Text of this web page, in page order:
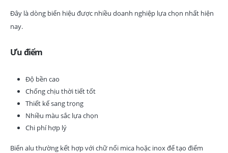
Đây là dòng biển hiệu được nhiều doanh nghiệp lựa chọn nhất hiện
nay.
Ưu điểm
Độ bền cao
Chống chịu thời tiết tốt
Thiết kế sang trọng
Nhiều màu sắc lựa chọn
Chi phí hợp lý
Biển alu thường kết hợp với chữ nổi mica hoặc inox để tạo điểm